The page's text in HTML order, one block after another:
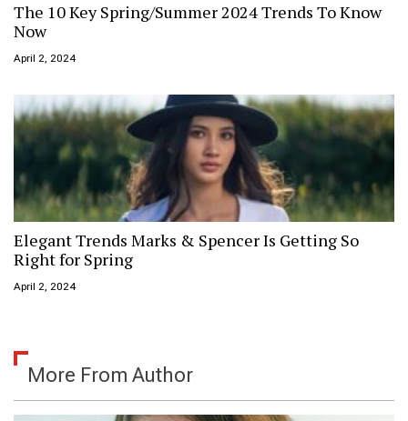
The 10 Key Spring/Summer 2024 Trends To Know
Now
April 2, 2024
Elegant Trends Marks & Spencer Is Getting So
Right for Spring
April 2, 2024
More From Author